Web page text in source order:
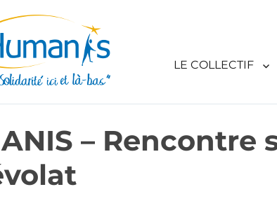
LE COLLECTIF
– Rencontre